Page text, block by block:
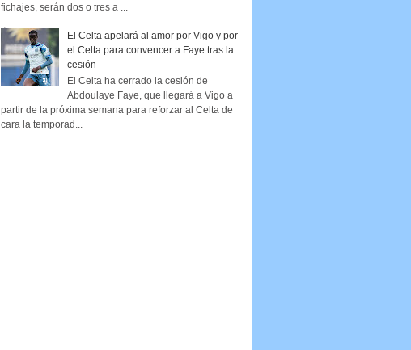
fichajes, serán dos o tres a ...
El Celta apelará al amor por Vigo y por
el Celta para convencer a Faye tras la
cesión
El Celta ha cerrado la cesión de
Abdoulaye Faye, que llegará a Vigo a
partir de la próxima semana para reforzar al Celta de
cara la temporad...